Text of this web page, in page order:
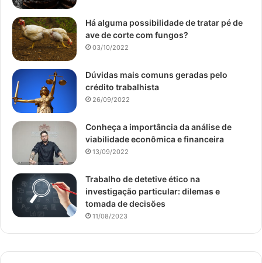
Há alguma possibilidade de tratar pé de
ave de corte com fungos?
03/10/2022
Dúvidas mais comuns geradas pelo
crédito trabalhista
26/09/2022
Conheça a importância da análise de
viabilidade econômica e financeira
13/09/2022
Trabalho de detetive ético na
investigação particular: dilemas e
tomada de decisões
11/08/2023